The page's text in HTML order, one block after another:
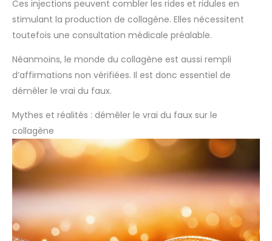
Ces injections peuvent combler les rides et ridules en
stimulant la production de collagène. Elles nécessitent
toutefois une consultation médicale préalable.
Néanmoins, le monde du collagène est aussi rempli
d’affirmations non vérifiées. Il est donc essentiel de
démêler le vrai du faux.
Mythes et réalités : démêler le vrai du faux sur le
collagène